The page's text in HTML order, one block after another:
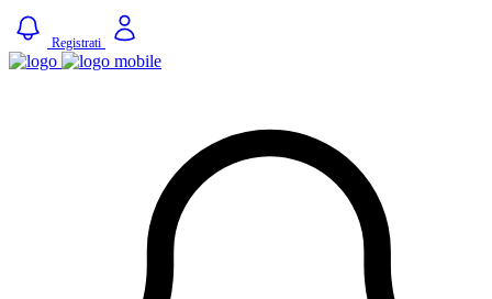
Registrati